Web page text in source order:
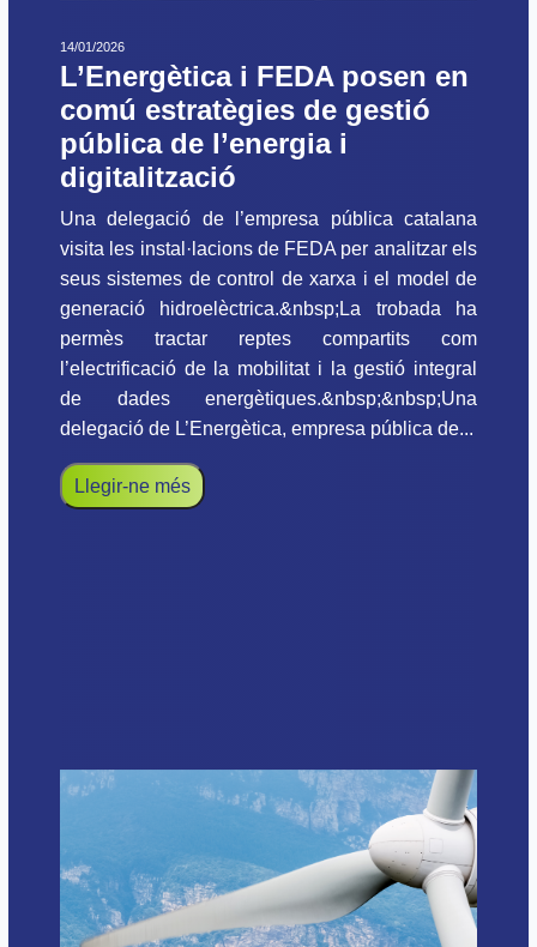
14/01/2026
L’Energètica i FEDA posen en
comú estratègies de gestió
pública de l’energia i
digitalització
Una delegació de l’empresa pública catalana
visita les instal·lacions de FEDA per analitzar els
seus sistemes de control de xarxa i el model de
generació hidroelèctrica.&nbsp;La trobada ha
permès tractar reptes compartits com
l’electrificació de la mobilitat i la gestió integral
de dades energètiques.&nbsp;&nbsp;Una
delegació de L’Energètica, empresa pública de...
Llegir-ne més